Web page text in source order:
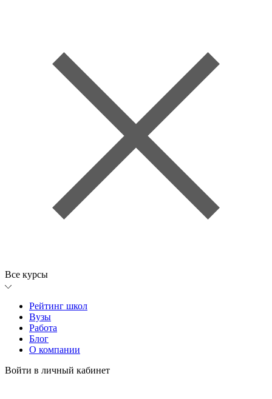
Все курсы
Рейтинг школ
Вузы
Работа
Блог
О компании
Войти в личный кабинет